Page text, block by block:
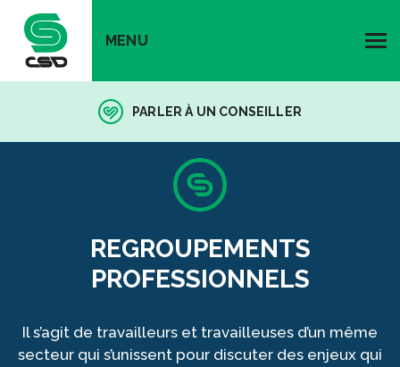
MENU
PARLER À UN CONSEILLER
REGROUPEMENTS
PROFESSIONNELS
Il s’agit de travailleurs et travailleuses d’un même
secteur qui s’unissent pour discuter des enjeux qui